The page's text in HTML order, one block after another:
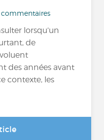
commentaires
lorsqu’un
de
des années avant
contexte, les